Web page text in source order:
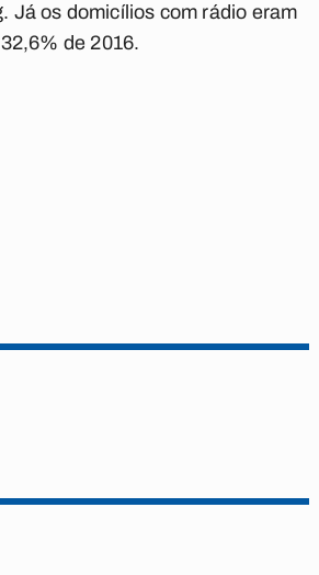
Já os domicílios com rádio eram
de 2016.